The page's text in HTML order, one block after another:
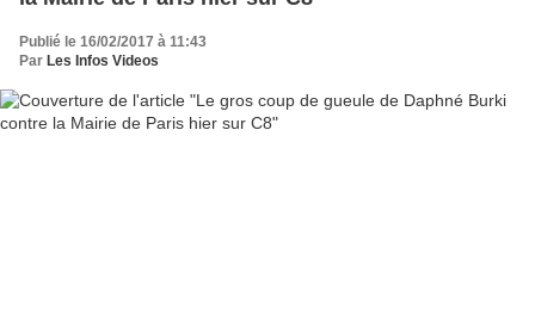
Publié le 16/02/2017 à 11:43
Par Les Infos Videos